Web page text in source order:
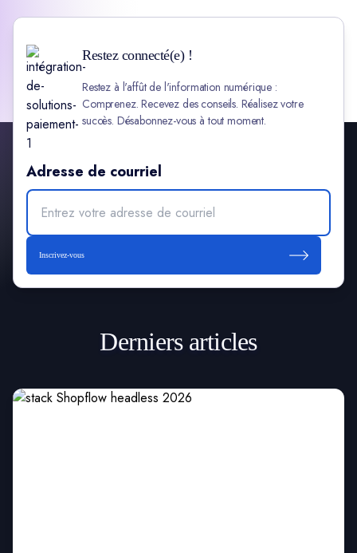
Restez connecté(e) !
Restez à l'affût de l'information numérique :
Comprenez. Recevez des conseils. Réalisez votre
succès. Désabonnez-vous à tout moment.
Adresse de courriel
Inscrivez-vous
Derniers articles